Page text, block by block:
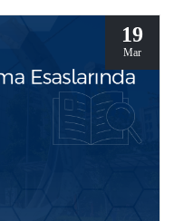
19
Mar